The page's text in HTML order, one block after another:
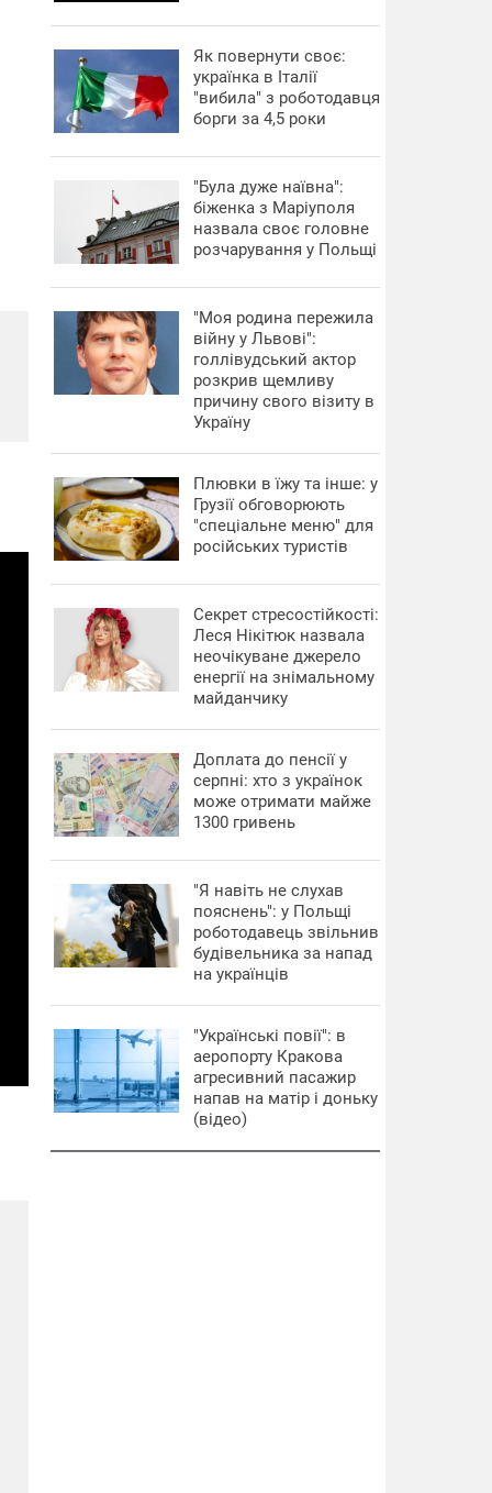
​Як повернути своє:
українка в Італії
"вибила" з роботодавця
борги за 4,5 роки
"Була дуже наївна":
біженка з Маріуполя
назвала своє головне
розчарування у Польщі
"Моя родина пережила
війну у Львові":
голлівудський актор
розкрив щемливу
причину свого візиту в
Україну
Плювки в їжу та інше: у
Грузії обговорюють
"спеціальне меню" для
російських туристів
Секрет стресостійкості:
Леся Нікітюк назвала
неочікуване джерело
енергії на знімальному
майданчику
Доплата до пенсії у
серпні: хто з українок
може отримати майже
1300 гривень
"Я навіть не слухав
пояснень": у Польщі
роботодавець звільнив
будівельника за напад
на українців
"Українські повії": в
аеропорту Кракова
агресивний пасажир
напав на матір і доньку
(відео)